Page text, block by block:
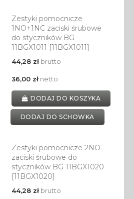
Zestyki pomocnicze
1NO+1NC zaciski śrubowe
do styczników BG
11BGX1011 [11BGX1011]
44,28 złbrutto
36,00 złnetto
DODAJ DO KOSZYKA
DODAJ DO SCHOWKA
Zestyki pomocnicze 2NO
zaciski śrubowe do
styczników BG 11BGX1020
[11BGX1020]
44,28 złbrutto